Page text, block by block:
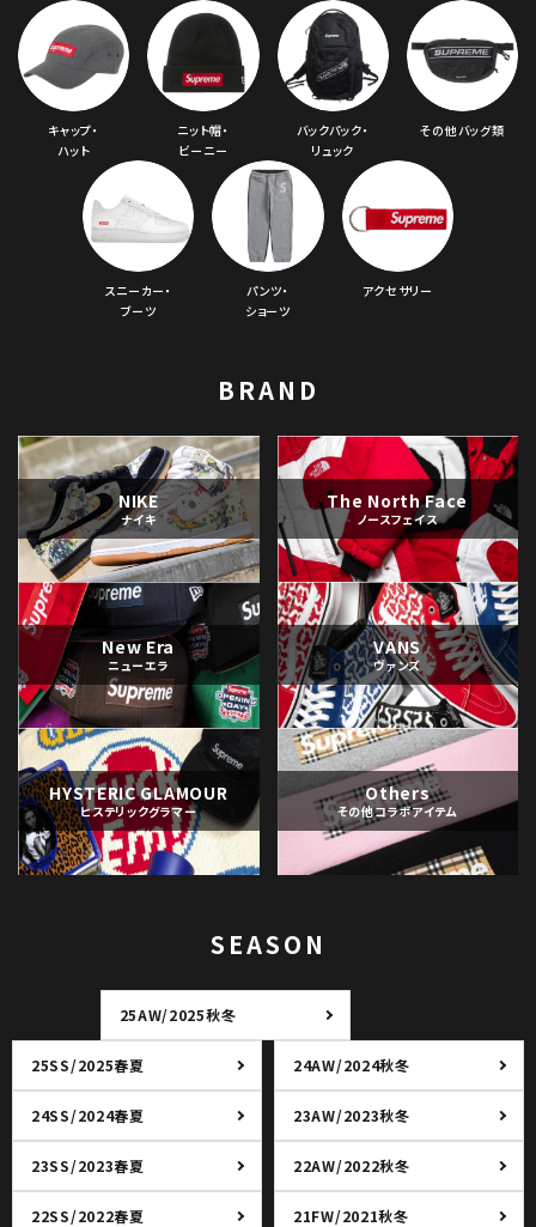
キャップ・
ハット
ニット帽・
ビーニー
バックパック・
リュック
その他バッグ類
スニーカー・
ブーツ
パンツ・
ショーツ
アクセサリー
BRAND
NIKE
ナイキ
The North Face
ノースフェイス
New Era
ニューエラ
VANS
ヴァンズ
HYSTERIC GLAMOUR
ヒステリックグラマー
Others
その他コラボアイテム
SEASON
25AW/2025秋冬
25SS/2025春夏 24AW/2024秋冬
24SS/2024春夏 23AW/2023秋冬
23SS/2023春夏 22AW/2022秋冬
22SS/2022春夏 21FW/2021秋冬